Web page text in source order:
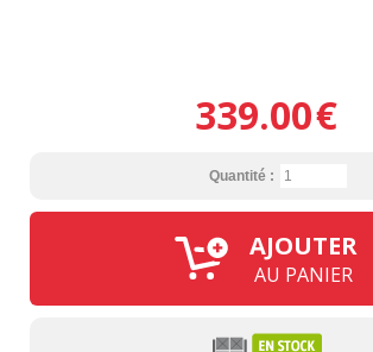
339.00€
Quantité :
AJOUTER
AU PANIER